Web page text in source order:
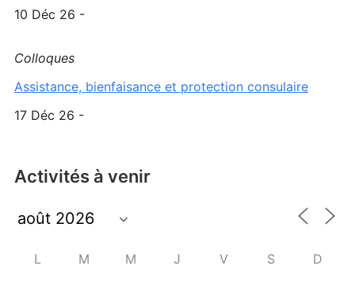
10 Déc 26 -
Colloques
Assistance, bienfaisance et protection consulaire
17 Déc 26 -
Activités à venir
L M M J V S D